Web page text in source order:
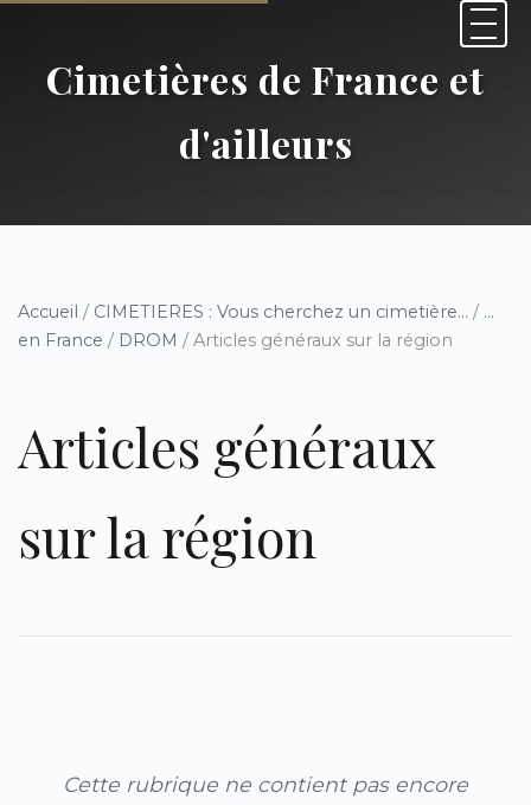
Cimetières de France et
d'ailleurs
Accueil / CIMETIERES : Vous cherchez un cimetière... / ...
en France / DROM / Articles généraux sur la région
Articles généraux
sur la région
Cette rubrique ne contient pas encore